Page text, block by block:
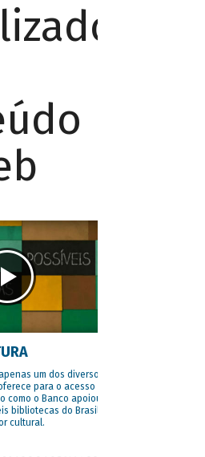
um dos diversos
para o acesso à
como o Banco apoiou
bibliotecas do Brasil e
cultural.